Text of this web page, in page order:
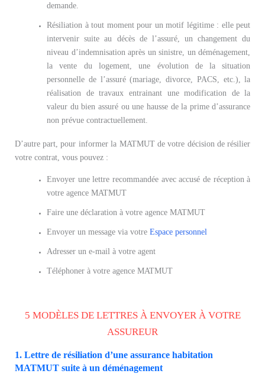
demande.
Résiliation à tout moment pour un motif légitime : elle peut
intervenir suite au décès de l’assuré, un changement du
niveau d’indemnisation après un sinistre, un déménagement,
la vente du logement, une évolution de la situation
personnelle de l’assuré (mariage, divorce, PACS, etc.), la
réalisation de travaux entrainant une modification de la
valeur du bien assuré ou une hausse de la prime d’assurance
non prévue contractuellement.
D’autre part, pour informer la MATMUT de votre décision de résilier
votre contrat, vous pouvez :
Envoyer une lettre recommandée avec accusé de réception à
votre agence MATMUT
Faire une déclaration à votre agence MATMUT
Envoyer un message via votreEspace personnel
Adresser un e-mail à votre agent
Téléphoner à votre agence MATMUT
5 MODÈLES DE LETTRES À ENVOYER À VOTRE
ASSUREUR
1. Lettre de résiliation d’une assurance habitation
MATMUT suite à un déménagement